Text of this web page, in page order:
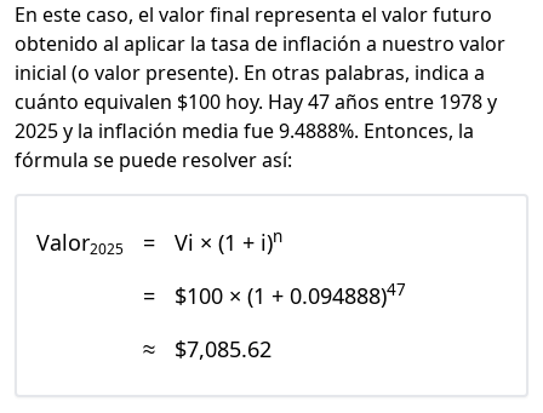
En este caso, el valor final representa el valor futuro
obtenido al aplicar la tasa de inflación a nuestro valor
inicial (o valor presente). En otras palabras, indica a
cuánto equivalen $100 hoy. Hay 47 años entre 1978 y
2025 y la inflación media fue 9.4888%. Entonces, la
fórmula se puede resolver así:
Valor2025 = Vi × (1 + i)n
= $100 × (1 + 0.094888)47
≈ $7,085.62